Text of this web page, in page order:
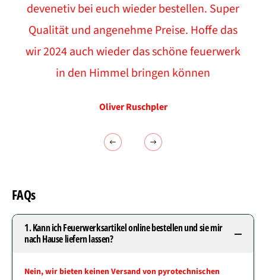
devenetiv bei euch wieder bestellen. Super
Qualität und angenehme Preise. Hoffe das
wir 2024 auch wieder das schöne feuerwerk
in den Himmel bringen können
Oliver Ruschpler
FAQs
1. Kann ich Feuerwerksartikel online bestellen und sie mir
nach Hause liefern lassen?
Nein, wir bieten keinen Versand von pyrotechnischen